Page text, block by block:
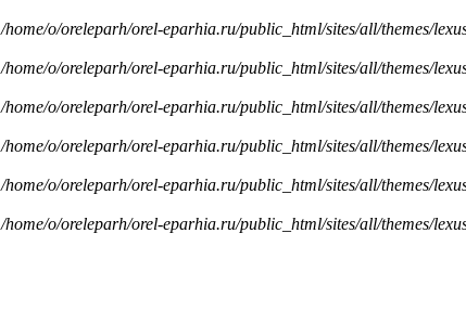
/home/o/oreleparh/orel-eparhia.ru/public_html/sites/all/themes/
/home/o/oreleparh/orel-eparhia.ru/public_html/sites/all/themes/
/home/o/oreleparh/orel-eparhia.ru/public_html/sites/all/themes/
/home/o/oreleparh/orel-eparhia.ru/public_html/sites/all/themes/
/home/o/oreleparh/orel-eparhia.ru/public_html/sites/all/themes/
/home/o/oreleparh/orel-eparhia.ru/public_html/sites/all/themes/